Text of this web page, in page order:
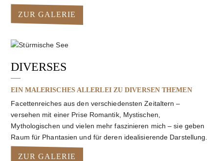
ZUR GALERIE
DIVERSES
EIN MALERISCHES ALLERLEI ZU DIVERSEN THEMEN
Facettenreiches aus den verschiedensten Zeitaltern –
versehen mit einer Prise Romantik, Mystischen,
Mythologischen und vielen mehr faszinieren mich – sie geben
Raum für Phantasien und für deren idealisierende Darstellung.
ZUR GALERIE